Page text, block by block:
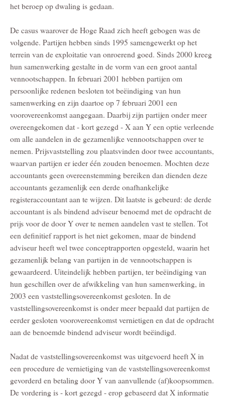
het beroep op dwaling is gedaan.
De casus waarover de Hoge Raad zich heeft gebogen was de
volgende. Partijen hebben sinds 1995 samengewerkt op het
terrein van de exploitatie van onroerend goed. Sinds 2000 kreeg
hun samenwerking gestalte in de vorm van een groot aantal
vennootschappen. In februari 2001 hebben partijen om
persoonlijke redenen besloten tot beëindiging van hun
samenwerking en zijn daartoe op 7 februari 2001 een
voorovereenkomst aangegaan. Daarbij zijn partijen onder meer
overeengekomen dat - kort gezegd - X aan Y een optie verleende
om alle aandelen in de gezamenlijke vennootschappen over te
nemen. Prijsvaststelling zou plaatsvinden door twee accountants,
waarvan partijen er ieder één zouden benoemen. Mochten deze
accountants geen overeenstemming bereiken dan dienden deze
accountants gezamenlijk een derde onafhankelijke
registeraccountant aan te wijzen. Dit laatste is gebeurd: de derde
accountant is als bindend adviseur benoemd met de opdracht de
prijs voor de door Y over te nemen aandelen vast te stellen. Tot
een definitief rapport is het niet gekomen, maar de bindend
adviseur heeft wel twee conceptrapporten opgesteld, waarin het
gezamenlijk belang van partijen in de vennootschappen is
gewaardeerd. Uiteindelijk hebben partijen, ter beëindiging van
hun geschillen over de afwikkeling van hun samenwerking, in
2003 een vaststellingsovereenkomst gesloten. In de
vaststellingsovereenkomst is onder meer bepaald dat partijen de
eerder gesloten voorovereenkomst vernietigen en dat de opdracht
aan de benoemde bindend adviseur wordt beëindigd.
Nadat de vaststellingsovereenkomst was uitgevoerd heeft X in
een procedure de vernietiging van de vaststellingsovereenkomst
gevorderd en betaling door Y van aanvullende (af)koopsommen.
De vordering is - kort gezegd - erop gebaseerd dat X informatie